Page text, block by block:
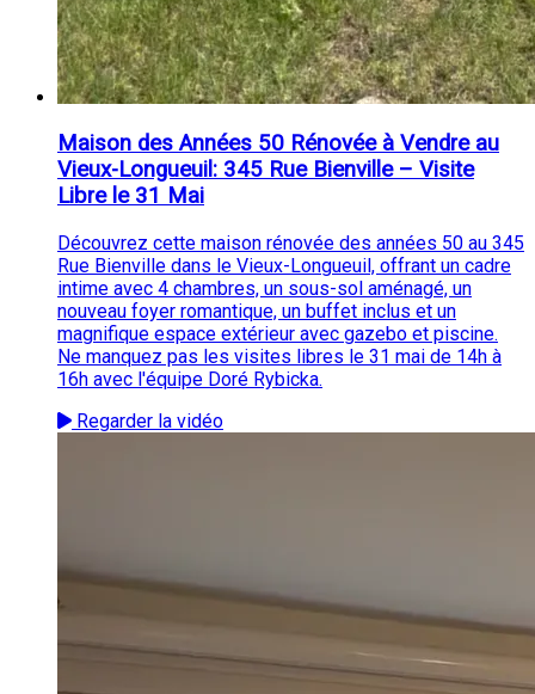
Maison des Années 50 Rénovée à Vendre au
Vieux-Longueuil: 345 Rue Bienville – Visite
Libre le 31 Mai
Découvrez cette maison rénovée des années 50 au 345
Rue Bienville dans le Vieux-Longueuil, offrant un cadre
intime avec 4 chambres, un sous-sol aménagé, un
nouveau foyer romantique, un buffet inclus et un
magnifique espace extérieur avec gazebo et piscine.
Ne manquez pas les visites libres le 31 mai de 14h à
16h avec l'équipe Doré Rybicka.
Regarder la vidéo